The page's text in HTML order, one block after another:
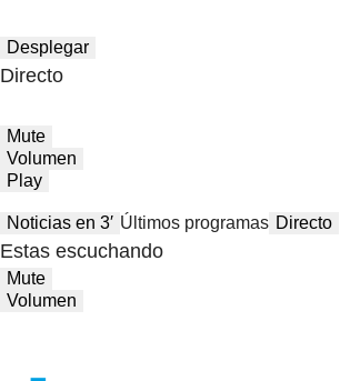
Desplegar
Directo
Mute
Volumen
Play
Noticias en 3′ Últimos programas Directo
Estas escuchando
Mute
Volumen